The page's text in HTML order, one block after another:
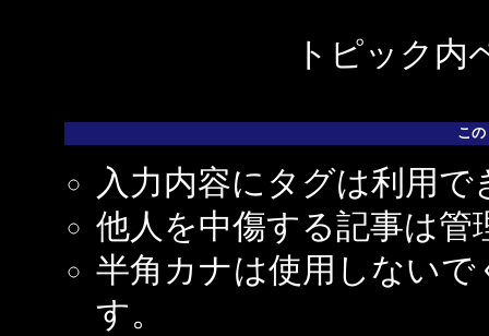
トピック内
こ
入力内容にタグは利用で
他人を中傷する記事は管
半角カナは使用しない
す。